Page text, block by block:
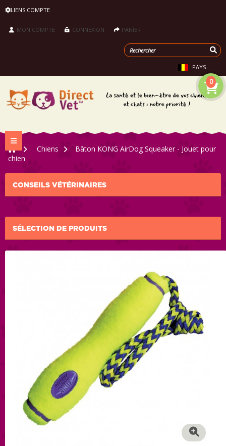
LIENS COMPTE
MON COMPTE CONNEXION PANIER
PAYS
0
Navigation bascule
>
Chiens >
Bâton KONG AirDog Squeaker - Jouet pour
chien
CONSEILS VÉTÉRINAIRES
SÉLECTION DE PRODUITS